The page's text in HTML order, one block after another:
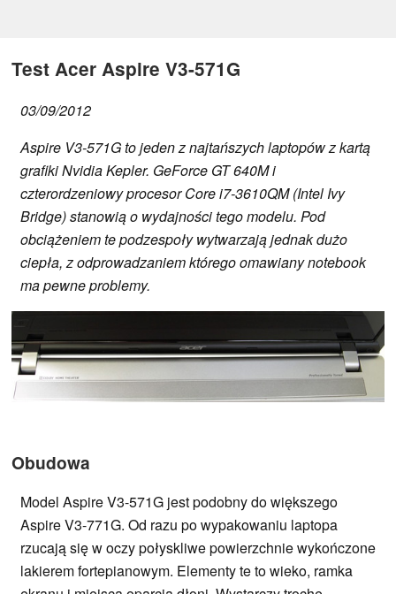
Test Acer Aspire V3-571G
03/09/2012
Aspire V3-571G to jeden z najtańszych laptopów z kartą
grafiki Nvidia Kepler. GeForce GT 640M i
czterordzeniowy procesor Core i7-3610QM (Intel Ivy
Bridge) stanowią o wydajności tego modelu. Pod
obciążeniem te podzespoły wytwarzają jednak dużo
ciepła, z odprowadzaniem którego omawiany notebook
ma pewne problemy.
Obudowa
Model Aspire V3-571G jest podobny do większego
Aspire V3-771G. Od razu po wypakowaniu laptopa
rzucają się w oczy połyskliwe powierzchnie wykończone
lakierem fortepianowym. Elementy te to wieko, ramka